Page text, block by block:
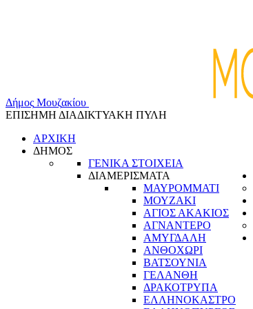
Δήμος Μουζακίου
ΕΠΙΣΗΜΗ ΔΙΑΔΙΚΤΥΑΚΗ ΠΥΛΗ
ΑΡΧΙΚΗ
ΔΗΜΟΣ
ΓΕΝΙΚΑ ΣΤΟΙΧΕΙΑ
ΔΙΑΜΕΡΙΣΜΑΤΑ
ΜΑΥΡΟΜΜΑΤΙ
ΜΟΥΖΑΚΙ
ΑΓΙΟΣ ΑΚΑΚΙΟΣ
ΑΓΝΑΝΤΕΡΟ
ΑΜΥΓΔΑΛΗ
ΑΝΘΟΧΩΡΙ
ΒΑΤΣΟΥΝΙΑ
ΓΕΛΑΝΘΗ
ΔΡΑΚΟΤΡΥΠΑ
ΕΛΛΗΝΟΚΑΣΤΡΟ